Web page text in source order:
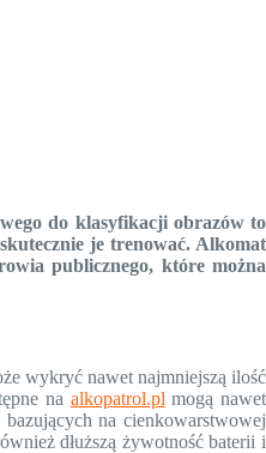
do klasyfikacji obrazów to
je trenować. Alkomat
publicznego, które można
wykryć nawet najmniejszą ilość
na alkopatrol.pl mogą nawet
na cienkowarstwowej
dłuższą żywotność baterii i